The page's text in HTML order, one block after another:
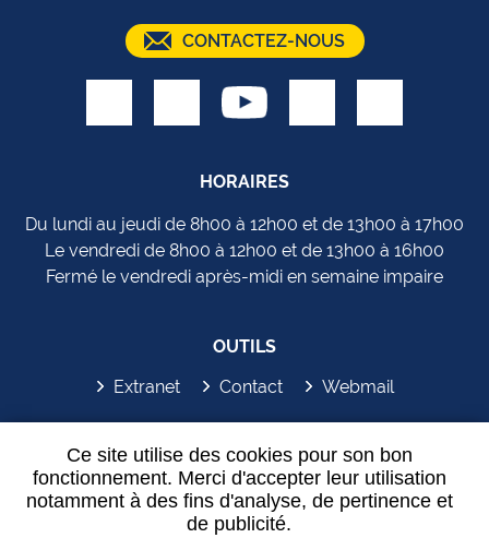
Ce site utilise des cookies pour son bon
fonctionnement. Merci d'accepter leur utilisation
notamment à des fins d'analyse, de pertinence et
de publicité.
CONTACTEZ-NOUS
HORAIRES
Du lundi au jeudi de 8h00 à 12h00 et de 13h00 à 17h00
Le vendredi de 8h00 à 12h00 et de 13h00 à 16h00
Fermé le vendredi après-midi en semaine impaire
OUTILS
Extranet
Contact Webmail
SYDEM'APP